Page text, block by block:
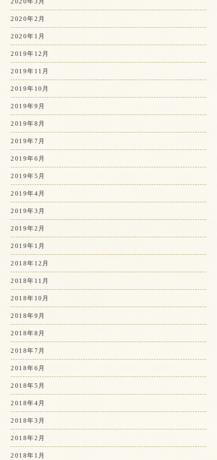
2020年2月
2020年1月
2019年12月
2019年11月
2019年10月
2019年9月
2019年8月
2019年7月
2019年6月
2019年5月
2019年4月
2019年3月
2019年2月
2019年1月
2018年12月
2018年11月
2018年10月
2018年9月
2018年8月
2018年7月
2018年6月
2018年5月
2018年4月
2018年3月
2018年2月
2018年1月